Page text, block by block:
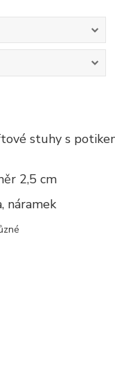
stuhy s
2,5 cm
náramek